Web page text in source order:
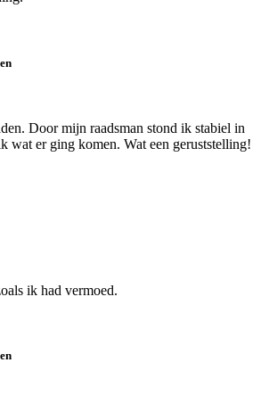
Door mijn raadsman stond ik stabiel in
wat er ging komen. Wat een geruststelling!
ik had vermoed.